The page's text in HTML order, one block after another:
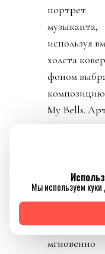
портрет
музыканта,
используя
холста
фоном
My Bells.
видео с
Kazakhstan
(«Скоро
простая
мгновенно
Мы используем